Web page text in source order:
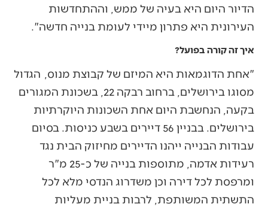
הדיור היום היא בעיה של ממש, וההתחדשות
העירונית היא פתרון מיידי לעומת בנייה חדשה".
איך זה קורה בפועל?
"אחת הדוגמאות היא המיזם של קבוצת מנוס, הגדול
מסוגו בירושלים, ברחוב רבקה 22, בשכונת המגורים
בקעה, הנחשבת היום אחת השכונות היוקרתיות
בירושלים. בבניין 56 דיירים בשבע כניסות. בסיום
עבודות הבנייה ייהנו הדיירים מחיזוק הבית נגד
רעידות אדמה, מתוספות בנייה של כ-25 מ"ר
ומרפסת לכל דירה וכן משדרוג הנדסי מלא לכל
התשתית המשותפת, לרבות בניית מעליות